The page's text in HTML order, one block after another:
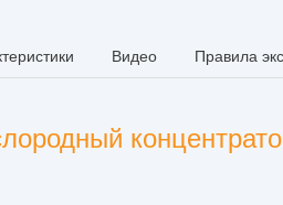
Видео Правила